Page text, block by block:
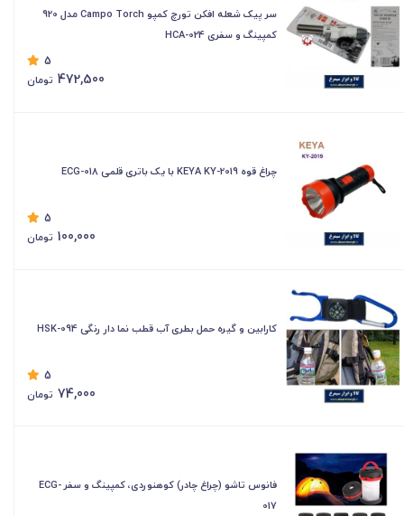
سر پیک شعله افکن تورچ کمپو Campo Torch مدل 920
کمپینگ و سفری HCA-024
5
472,500 تومان
چراغ قوه KEYA KY-2019 با یک باتری قلمی ECG-018
5
100,000 تومان
کارابین و گیره حمل بطری آب قطب نما دار رنگی HSK-094
5
74,000 تومان
فانوس تاشو (چراغ چادر) کوهنوردی، کمپینگ و سفر ECG-
017